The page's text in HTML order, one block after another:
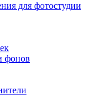
для фотостудии
фонов